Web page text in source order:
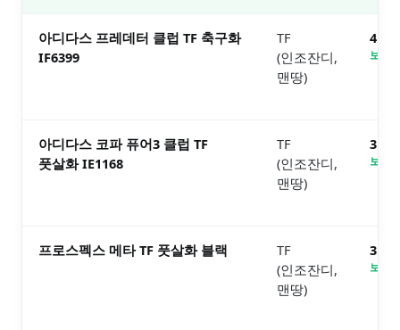
아디다스 프레데터 클럽 TF 축구화
IF6399
TF
(인조잔디,
맨땅)
4.8
보러
아디다스 코파 퓨어3 클럽 TF
풋살화 IE1168
TF
(인조잔디,
맨땅)
3.9
보러
프로스펙스 메타 TF 풋살화 블랙
TF
(인조잔디,
맨땅)
3.5
보러